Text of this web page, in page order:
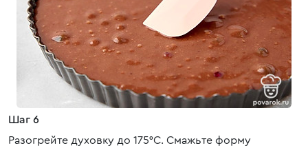
Шаг 6
Разогрейте духовку до 175°C. Смажьте форму